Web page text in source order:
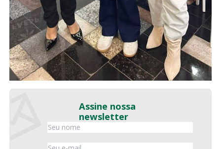
Assine nossa
newsletter